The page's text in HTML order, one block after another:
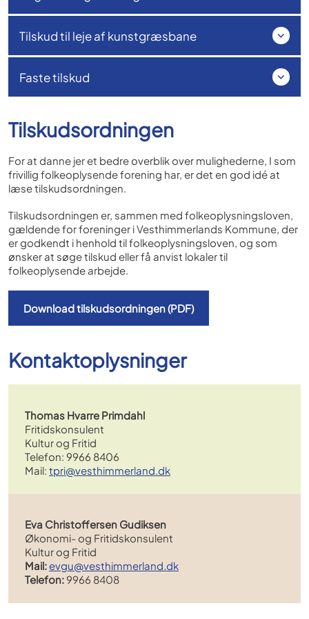
Tilskud til leje af kunstgræsbane
Faste tilskud
Tilskudsordningen
For at danne jer et bedre overblik over mulighederne, I som
frivillig folkeoplysende forening har, er det en god idé at
læse tilskudsordningen.
Tilskudsordningen er, sammen med folkeoplysningsloven,
gældende for foreninger i Vesthimmerlands Kommune, der
er godkendt i henhold til folkeoplysningsloven, og som
ønsker at søge tilskud eller få anvist lokaler til
folkeoplysende arbejde.
Download tilskudsordningen (PDF)
Kontaktoplysninger
Thomas Hvarre Primdahl
Fritidskonsulent
Kultur og Fritid
Telefon: 9966 8406
Mail: tpri@vesthimmerland.dk
Eva Christoffersen Gudiksen
Økonomi- og Fritidskonsulent
Kultur og Fritid
Mail:evgu@vesthimmerland.dk
Telefon: 9966 8408